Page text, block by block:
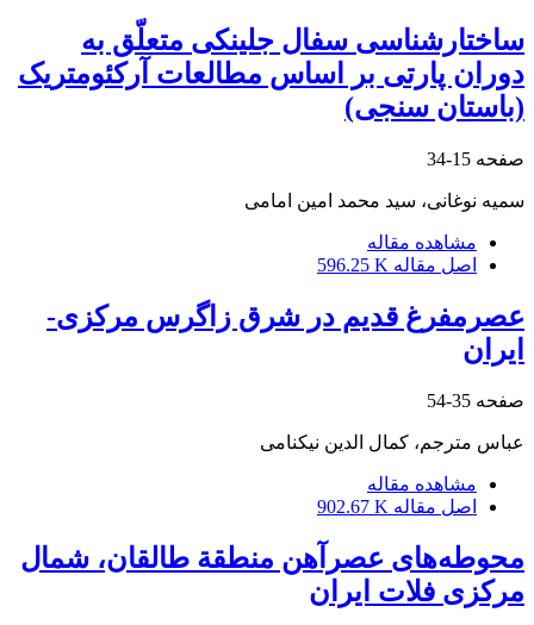
ساختار‌شناسی سفال جلینکی متعلّق به
دوران پارتی بر اساس مطالعات آرکئومتریک
(باستان سنجی)
صفحه 15-34
سمیه نوغانی، سید محمد امین امامی
مشاهده مقاله
اصل مقاله 596.25 K
عصرمفرغ قدیم در شرق زاگرس مرکزی-
ایران
صفحه 35-54
عباس مترجم، کمال الدین نیکنامی
مشاهده مقاله
اصل مقاله 902.67 K
محوطه‌های عصرآهن منطقة طالقان، شمال
مرکزی فلات ایران